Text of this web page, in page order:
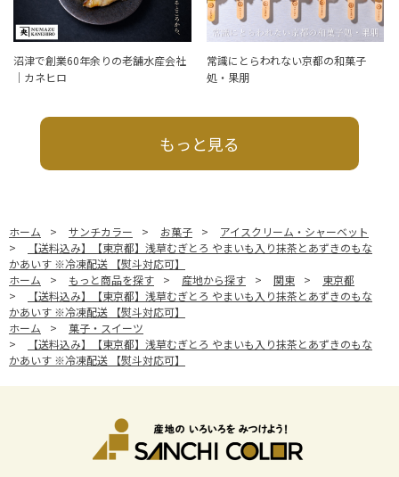
沼津で創業60年余りの老舗水産会社
｜カネヒロ
常識にとらわれない京都の和菓子
処・果朋
もっと見る
ホーム > サンチカラー > お菓子 >
アイスクリーム・シャーベット
>
【送料込み】【東京都】浅草むぎとろ やまいも入り抹茶とあずきのもな
かあいす ※冷凍配送 【熨斗対応可】
ホーム
> もっと商品を探す > 産地から探す > 関東 >
東京都
>
【送料込み】【東京都】浅草むぎとろ やまいも入り抹茶とあずきのもな
かあいす ※冷凍配送 【熨斗対応可】
ホーム
>
菓子・スイーツ
>
【送料込み】【東京都】浅草むぎとろ やまいも入り抹茶とあずきのもな
かあいす ※冷凍配送 【熨斗対応可】